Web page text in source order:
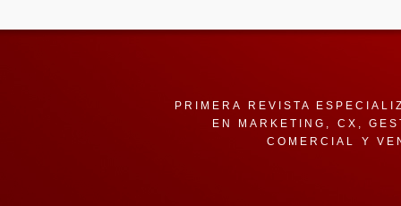
PRIMERA REVISTA
EN MARKETING, CX,
COMERCIAL Y